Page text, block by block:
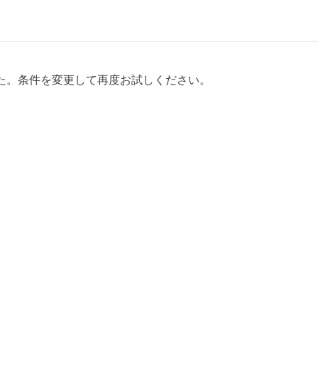
条件を変更して再度お試しください。